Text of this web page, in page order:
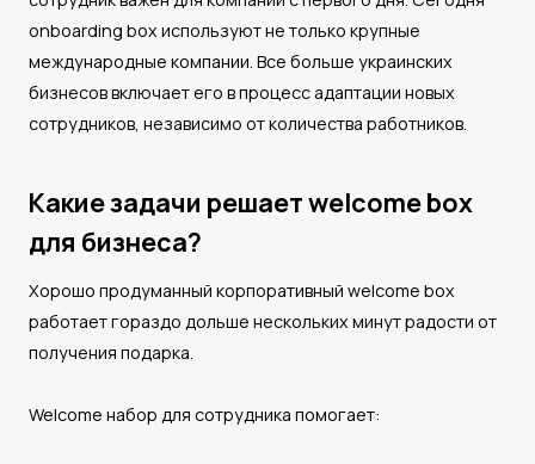
onboarding box используют не только крупные
международные компании. Все больше украинских
бизнесов включает его в процесс адаптации новых
сотрудников, независимо от количества работников.
Какие задачи решает welcome box
для бизнеса?
Хорошо продуманный корпоративный welcome box
работает гораздо дольше нескольких минут радости от
получения подарка.
Welcome набор для сотрудника помогает: